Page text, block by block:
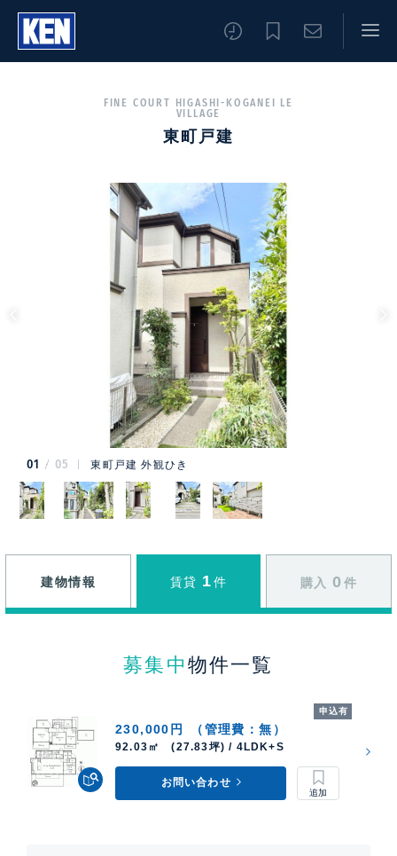
FINE COURT HIGASHI-KOGANEI LE
VILLAGE
東町戸建
01 05 東町戸建 外観ひき
建物情報 賃貸 1 件 購入 0 件
募集中 物件一覧
申込有
230,000円 （管理費：無）
92.03㎡ (27.83坪) / 4LDK+S
お問い合わせ